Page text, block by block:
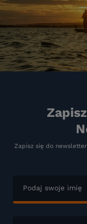
Zapisz się do
Podaj swoje imię